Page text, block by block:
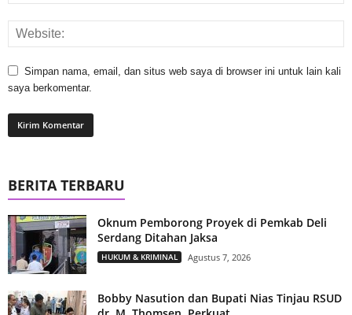
Simpan nama, email, dan situs web saya di browser ini untuk lain kali
saya berkomentar.
BERITA TERBARU
Oknum Pemborong Proyek di Pemkab Deli
Serdang Ditahan Jaksa
HUKUM & KRIMINAL Agustus 7, 2026
Bobby Nasution dan Bupati Nias Tinjau RSUD